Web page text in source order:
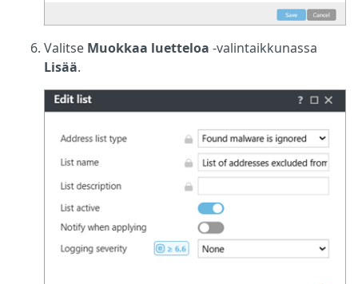
Valitse Muokkaa luetteloa -valintaikkunassa
Lisää.